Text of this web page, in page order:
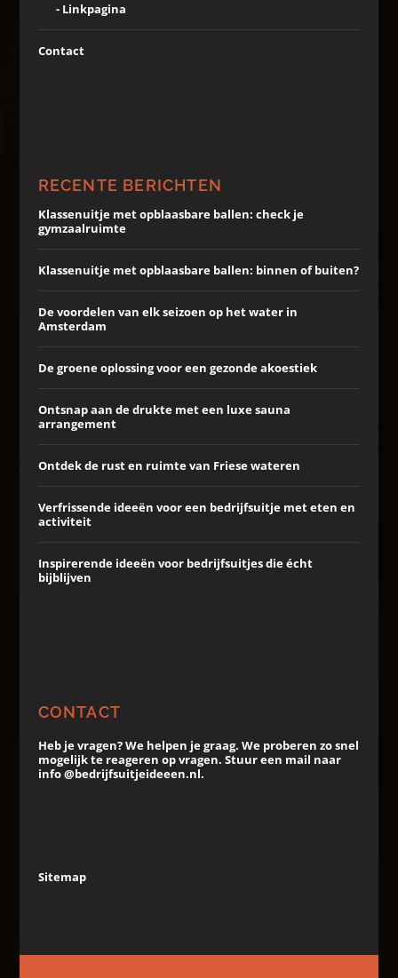
Linkpagina
Contact
RECENTE BERICHTEN
Klassenuitje met opblaasbare ballen: check je
gymzaalruimte
Klassenuitje met opblaasbare ballen: binnen of buiten?
De voordelen van elk seizoen op het water in
Amsterdam
De groene oplossing voor een gezonde akoestiek
Ontsnap aan de drukte met een luxe sauna
arrangement
Ontdek de rust en ruimte van Friese wateren
Verfrissende ideeën voor een bedrijfsuitje met eten en
activiteit
Inspirerende ideeën voor bedrijfsuitjes die écht
bijblijven
CONTACT
Heb je vragen? We helpen je graag. We proberen zo snel
mogelijk te reageren op vragen. Stuur een mail naar
info @bedrijfsuitjeideeen.nl.
Sitemap